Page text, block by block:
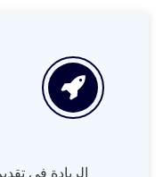
الريادة في